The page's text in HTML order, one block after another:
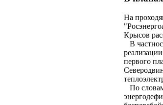
На
Крысов
В
первого
По